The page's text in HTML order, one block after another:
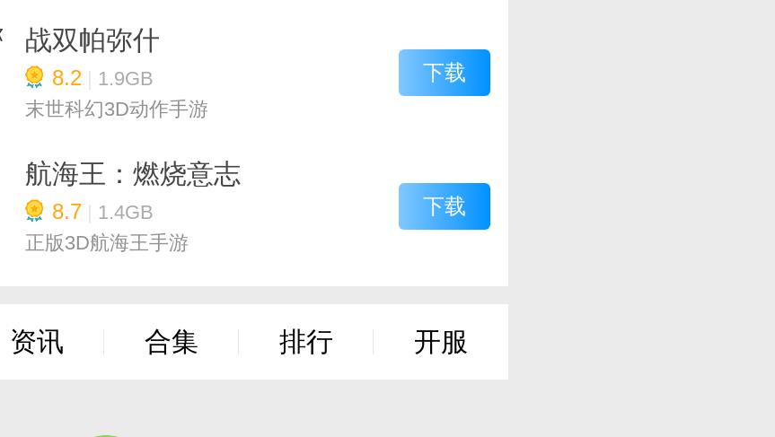
战双帕弥什
8.2 | 1.9GB
末世科幻3D动作手游
下载
航海王：燃烧意志
8.7 | 1.4GB
正版3D航海王手游
下载
资讯 合集 排行 开服